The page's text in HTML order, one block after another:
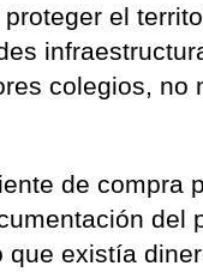
el
colegios, no
de compra
del
que existía